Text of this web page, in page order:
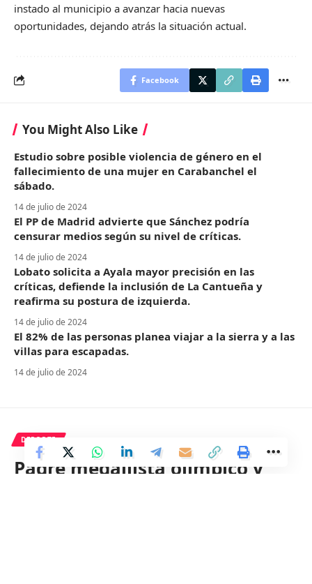
instado al municipio a avanzar hacia nuevas
oportunidades, dejando atrás la situación actual.
Facebook
You Might Also Like
Estudio sobre posible violencia de género en el
fallecimiento de una mujer en Carabanchel el
sábado.
14 de julio de 2024
El PP de Madrid advierte que Sánchez podría
censurar medios según su nivel de críticas.
14 de julio de 2024
Lobato solicita a Ayala mayor precisión en las
críticas, defiende la inclusión de La Cantueña y
reafirma su postura de izquierda.
14 de julio de 2024
El 82% de las personas planea viajar a la sierra y a las
villas para escapadas.
14 de julio de 2024
DEPORTE
Padre medallista olímpico y